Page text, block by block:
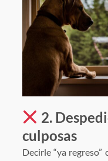
2.
culposas
Decirle “ya